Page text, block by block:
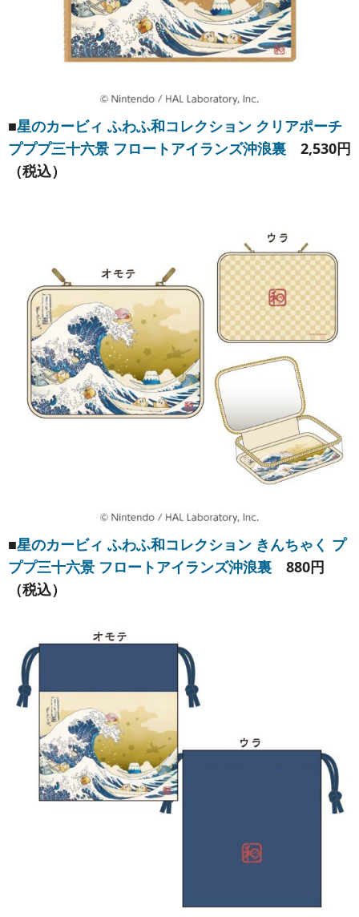
■星のカービィ ふわふ和コレクション クリアポーチ
プププ三十六景 フロートアイランズ沖浪裏 2,530円
（税込）
■星のカービィ ふわふ和コレクション きんちゃく プ
ププ三十六景 フロートアイランズ沖浪裏 880円
（税込）